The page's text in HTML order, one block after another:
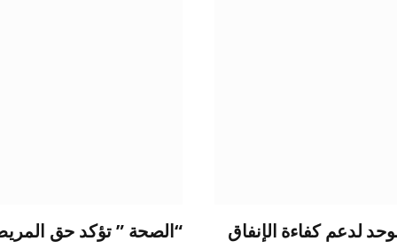
لدعم كفاءة الإنفاق “الصحة ” تؤكد حق